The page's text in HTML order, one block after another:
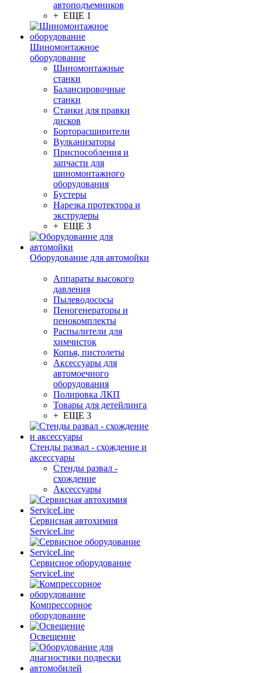
автоподъемников
+ ЕЩЕ 1
Шиномонтажное
оборудование
Шиномонтажные
станки
Балансировочные
станки
Станки для правки
дисков
Борторасширители
Вулканизаторы
Приспособления и
запчасти для
шиномонтажного
оборудования
Бустеры
Нарезка протектора и
экструдеры
+ ЕЩЕ 3
Оборудование для автомойки
Аппараты высокого
давления
Пылеводососы
Пеногенераторы и
пенокомплекты
Распылители для
химчисток
Копья, пистолеты
Аксессуары для
автомоечного
оборудования
Полировка ЛКП
Товары для детейлинга
+ ЕЩЕ 3
Стенды развал - схождение и
аксессуары
Стенды развал -
схождение
Аксессуары
Сервисная автохимия
ServiceLine
Сервисное оборудование
ServiceLine
Компрессорное
оборудование
Освещение